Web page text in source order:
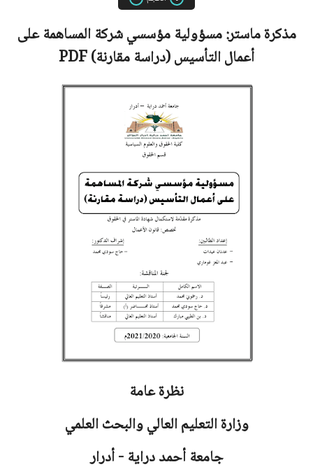
مذكرة ماستر:مسؤولية مؤسسي شركة المساهمة على
أعمال التأسيس (دراسة مقارنة)PDF
نظرة عامة
وزارة التعليم العالي والبحث العلمي
جامعةأحمد دراية - أدرار